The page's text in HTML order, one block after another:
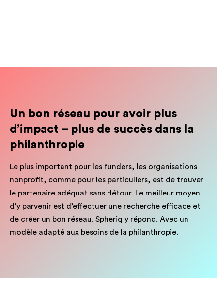
Un bon réseau pour avoir plus
d’impact – plus de succès dans la
philanthropie
Le plus important pour les funders, les organisations
nonprofit, comme pour les particuliers, est de trouver
le partenaire adéquat sans détour. Le meilleur moyen
d’y parvenir est d’effectuer une recherche efficace et
de créer un bon réseau. Spheriq y répond. Avec un
modèle adapté aux besoins de la philanthropie.